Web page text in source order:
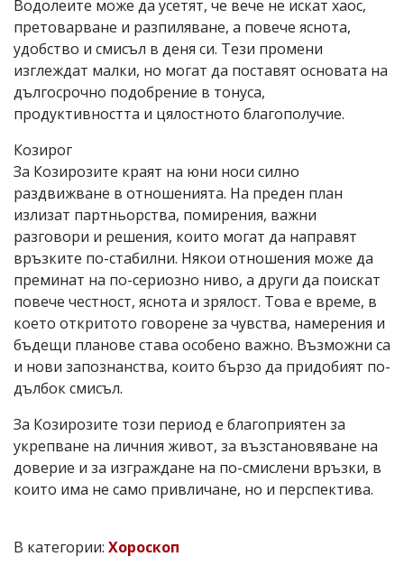
Водолеите може да усетят, че вече не искат хаос,
претоварване и разпиляване, а повече яснота,
удобство и смисъл в деня си. Тези промени
изглеждат малки, но могат да поставят основата на
дългосрочно подобрение в тонуса,
продуктивността и цялостното благополучие.
Козирог
За Козирозите краят на юни носи силно
раздвижване в отношенията. На преден план
излизат партньорства, помирения, важни
разговори и решения, които могат да направят
връзките по-стабилни. Някои отношения може да
преминат на по-сериозно ниво, а други да поискат
повече честност, яснота и зрялост. Това е време, в
което откритото говорене за чувства, намерения и
бъдещи планове става особено важно. Възможни са
и нови запознанства, които бързо да придобият по-
дълбок смисъл.
За Козирозите този период е благоприятен за
укрепване на личния живот, за възстановяване на
доверие и за изграждане на по-смислени връзки, в
които има не само привличане, но и перспектива.
В категории: Хороскоп